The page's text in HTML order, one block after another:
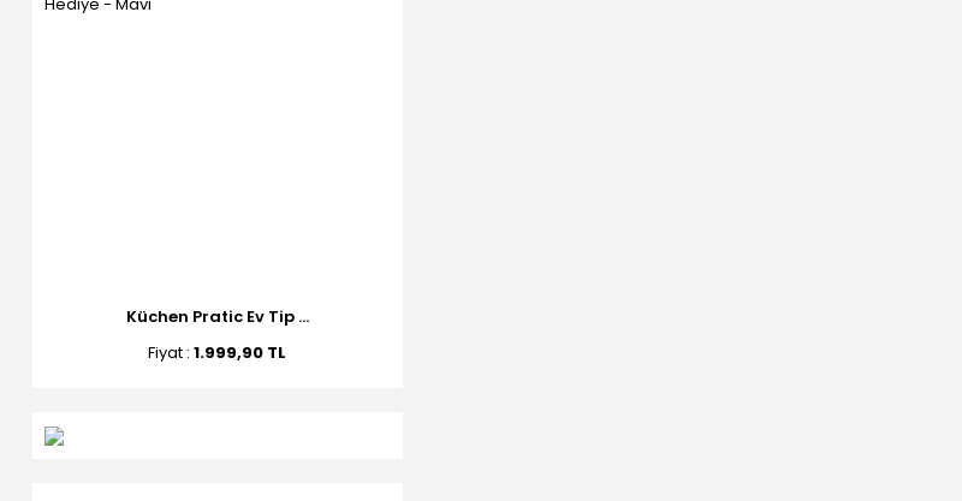
Küchen Pratic Ev Tip ...
Fiyat :1.999,90 TL